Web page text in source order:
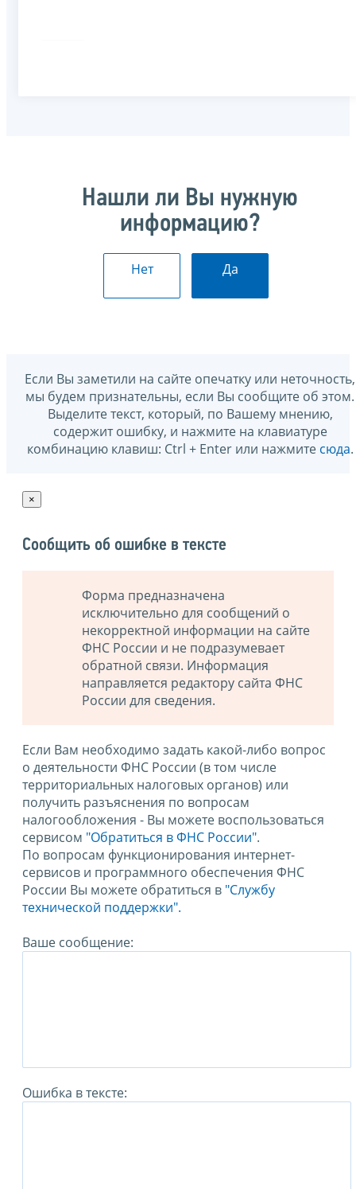
Нашли ли Вы нужную
информацию?
Нет Да
Если Вы заметили на сайте опечатку или неточность,
мы будем признательны, если Вы сообщите об этом.
Выделите текст, который, по Вашему мнению,
содержит ошибку, и нажмите на клавиатуре
комбинацию клавиш: Ctrl + Enter или нажмите сюда.
×
Сообщить об ошибке в тексте
Форма предназначена
исключительно для сообщений о
некорректной информации на сайте
ФНС России и не подразумевает
обратной связи. Информация
направляется редактору сайта ФНС
России для сведения.
Если Вам необходимо задать какой-либо вопрос
о деятельности ФНС России (в том числе
территориальных налоговых органов) или
получить разъяснения по вопросам
налогообложения - Вы можете воспользоваться
сервисом "Обратиться в ФНС России".
По вопросам функционирования интернет-
сервисов и программного обеспечения ФНС
России Вы можете обратиться в "Службу
технической поддержки".
Ваше сообщение:
Ошибка в тексте: